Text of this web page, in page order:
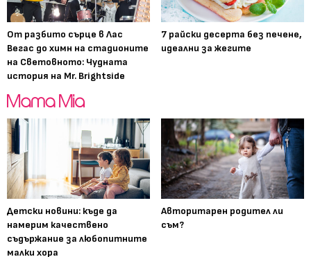
От разбито сърце в Лас
Вегас до химн на стадионите
на Световното: Чудната
история на Mr. Brightside
7 райски десерта без печене,
идеални за жегите
Детски новини: къде да
намерим качествено
съдържание за любопитните
малки хора
Авторитарен родител ли
съм?